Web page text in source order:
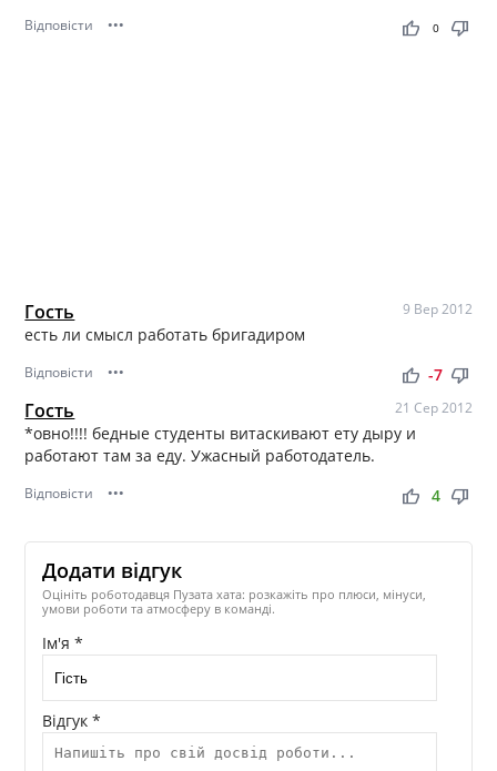
Відповісти ••• thumb_up thumb_down
0
Гость 9 Вер 2012
есть ли смысл работать бригадиром
Відповісти ••• thumb_up thumb_down
-7
Гость 21 Сер 2012
*овно!!!! бедные студенты витаскивают ету дыру и
работают там за еду. Ужасный работодатель.
Відповісти ••• thumb_up thumb_down
4
Додати відгук
Оцініть роботодавця Пузата хата: розкажіть про плюси, мінуси,
умови роботи та атмосферу в команді.
Ім'я *
Відгук *